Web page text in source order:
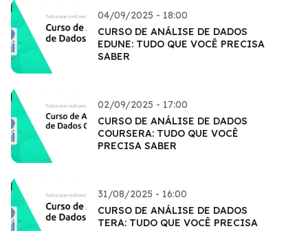
04/09/2025 - 18:00
CURSO DE ANÁLISE DE DADOS
EDUNE: TUDO QUE VOCÊ PRECISA
SABER
02/09/2025 - 17:00
CURSO DE ANÁLISE DE DADOS
COURSERA: TUDO QUE VOCÊ
PRECISA SABER
31/08/2025 - 16:00
CURSO DE ANÁLISE DE DADOS
TERA: TUDO QUE VOCÊ PRECISA